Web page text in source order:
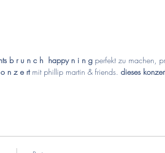
b r u n c h  happy n i n g perfekt zu machen,
n z e rt mit phillip martin & friends. dieses